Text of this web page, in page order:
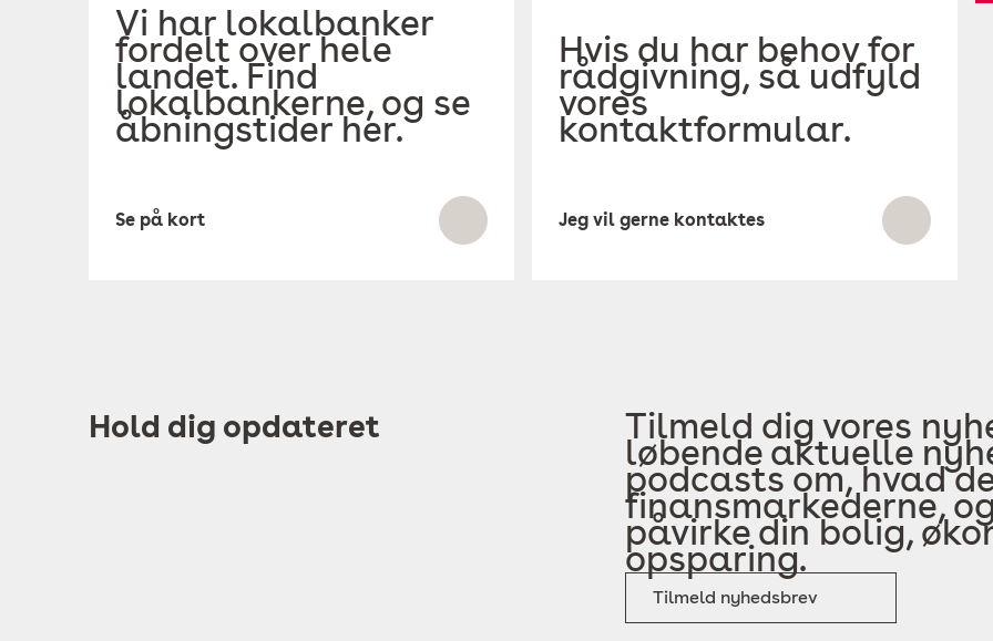
Vi har lokalbanker
fordelt over hele
landet. Find
lokalbankerne, og se
åbningstider her.
Se på kort
Hvis du har behov for
rådgivning, så udfyld
vores
kontaktformular.
Jeg vil gerne kontaktes
Hold dig opdateret Tilmeld dig vores
løbende aktuelle
podcasts om, hvad
finansmarkederne,
påvirke din bolig,
opsparing.
Tilmeld nyhedsbrev